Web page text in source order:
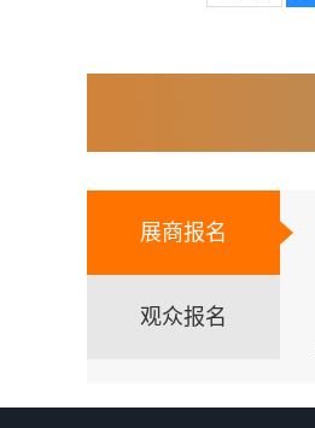
展商报名
观众报名